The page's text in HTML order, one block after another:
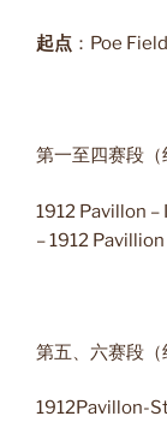
起点 ：Poe
第一至四赛段（
1912 Pavillon
– 1912 Pavillion
第五、六赛段（
1912Pavillon-